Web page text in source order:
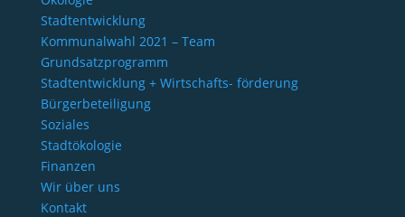
Stadtentwicklung
Kommunalwahl 2021 – Team
Grundsatzprogramm
Stadtentwicklung + Wirtschafts- förderung
Bürgerbeteiligung
Soziales
Stadtökologie
Finanzen
Wir über uns
Kontakt